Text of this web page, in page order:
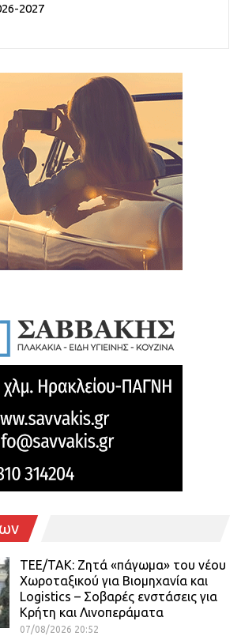
2027
ΤΕΕ/ΤΑΚ: Ζητά «πάγωμα» του νέου
Χωροταξικού για Βιομηχανία και
Logistics – Σοβαρές ενστάσεις για
Κρήτη και Λινοπεράματα
07/08/2026 20:52